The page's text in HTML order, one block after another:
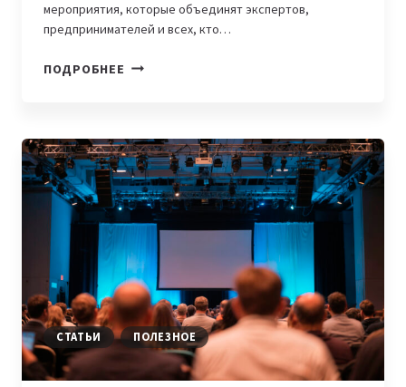
мероприятия, которые объединят экспертов,
предпринимателей и всех, кто…
ПОДРОБНЕЕ IT-
14
СЕНТЯБРЯ:
APPLE
EVENT
И
PIZZAPITCH
WOMEN
СТАТЬИ ПОЛЕЗНОЕ